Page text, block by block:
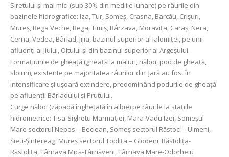
Siretului și mai mici (sub 30% din mediile lunare) pe râurile din
bazinele hidrografice: Iza, Tur, Someș, Crasna, Barcău, Crișuri,
Mureș, Bega Veche, Bega, Timiș, Bârzava, Moravița, Caraș, Nera,
Cerna, Vedea, Bârlad, Jijia, bazinul superior al Ialomiței, pe unii
afluenți ai Jiului, Oltului și din bazinul superior al Argeşului.
Formațiunile de gheață (gheață la maluri, năboi, pod de gheață,
sloiuri), existente pe majoritatea râurilor din țară au fost în
intensificare și ușoară extindere, predominând podurile de gheață
pe afluenții Bârladului și Prutului.
Curge năboi (zăpadă înghețată în albie) pe râurile la stațiile
hidrometrice: Tisa-Sighetu Marmației, Mara-Vadu Izei, Someșul
Mare sectorul Nepos – Beclean, Someș sectorul Răstoci – Ulmeni,
Șieu-Șintereag, Mureș sectorul Toplița – Glodeni, Răstolița-
Răstolița, Târnava Mică-Târnăveni, Târnava Mare-Odorheiu